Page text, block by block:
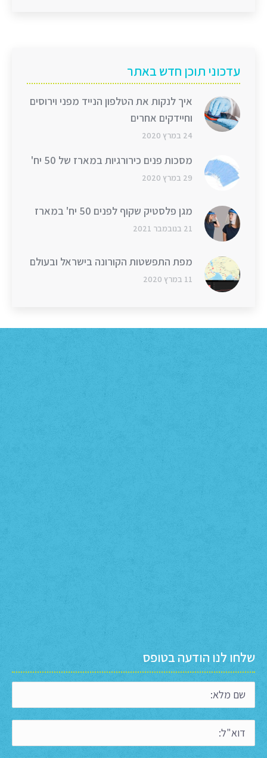
עדכוני תוכן חדש באתר
איך לנקות את הטלפון הנייד מפני וירוסים
וחיידקים אחרים
24 במרץ 2020
מסכות פנים כירורגיות במארז של 50 יח'
29 במרץ 2020
מגן פלסטיק שקוף לפנים 50 יח' במארז
21 בנובמבר 2021
מפת התפשטות הקורונה בישראל ובעולם
11 במרץ 2020
שלחו לנו הודעה בטופס